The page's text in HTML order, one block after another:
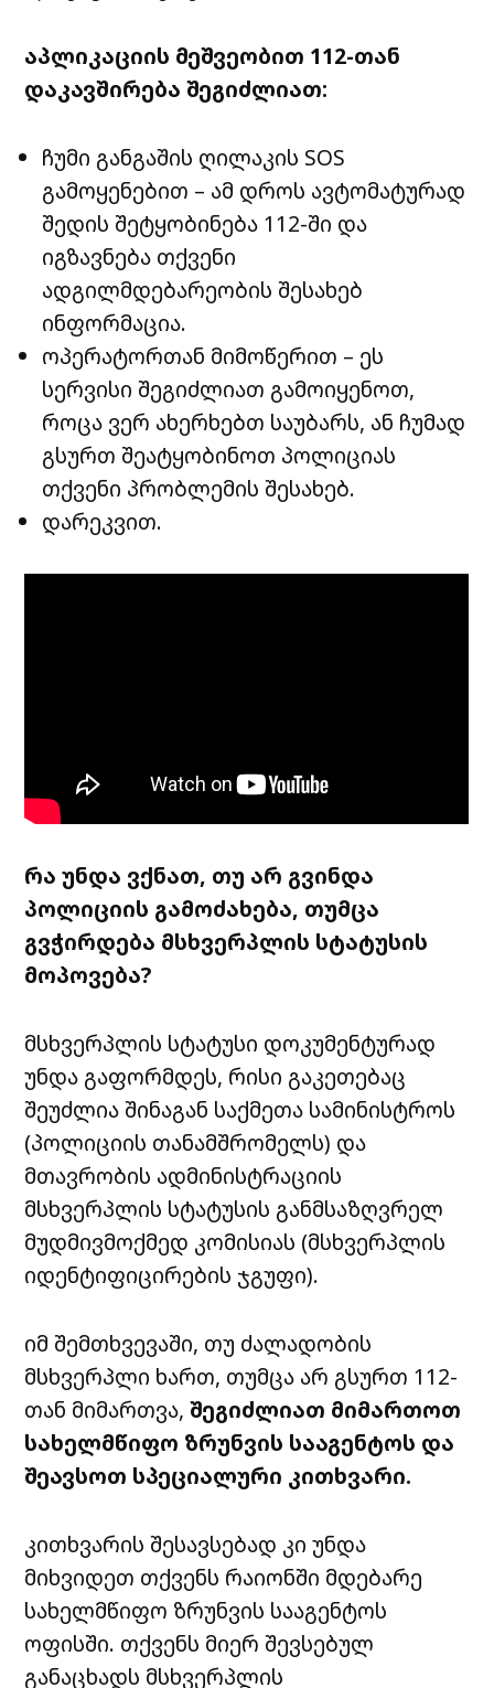
აპლიკაციის მეშვეობით 112-თან
დაკავშირება შეგიძლიათ:
ჩუმი განგაშის ღილაკის SOS
გამოყენებით – ამ დროს ავტომატურად
შედის შეტყობინება 112-ში და
იგზავნება თქვენი
ადგილმდებარეობის შესახებ
ინფორმაცია.
ოპერატორთან მიმოწერით – ეს
სერვისი შეგიძლიათ გამოიყენოთ,
როცა ვერ ახერხებთ საუბარს, ან ჩუმად
გსურთ შეატყობინოთ პოლიციას
თქვენი პრობლემის შესახებ.
დარეკვით.
რა უნდა ვქნათ, თუ არ გვინდა
პოლიციის გამოძახება, თუმცა
გვჭირდება მსხვერპლის სტატუსის
მოპოვება?
მსხვერპლის სტატუსი დოკუმენტურად
უნდა გაფორმდეს, რისი გაკეთებაც
შეუძლია შინაგან საქმეთა სამინისტროს
(პოლიციის თანამშრომელს) და
მთავრობის ადმინისტრაციის
მსხვერპლის სტატუსის განმსაზღვრელ
მუდმივმოქმედ კომისიას (მსხვერპლის
იდენტიფიცირების ჯგუფი).
იმ შემთხვევაში, თუ ძალადობის
მსხვერპლი ხართ, თუმცა არ გსურთ 112-
თან მიმართვა,შეგიძლიათ მიმართოთ
სახელმწიფო ზრუნვის სააგენტოს და
შეავსოთ სპეციალური კითხვარი.
კითხვარის შესავსებად კი უნდა
მიხვიდეთ თქვენს რაიონში მდებარე
სახელმწიფო ზრუნვის სააგენტოს
ოფისში. თქვენს მიერ შევსებულ
განაცხადს მსხვერპლის